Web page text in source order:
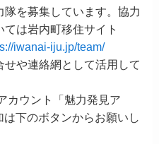
を募集しています。協力
は岩内町移住サイト
iwanai-iju.jp/team/
や連絡網として活用して
カウント「魅力発見ア
下のボタンからお願いし